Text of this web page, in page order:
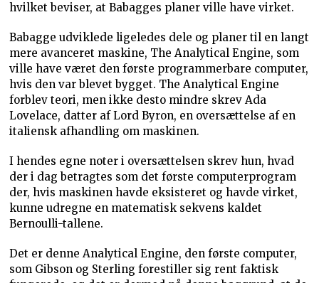
hvilket beviser, at Babagges planer ville have virket.
Babagge udviklede ligeledes dele og planer til en langt
mere avanceret maskine, The Analytical Engine, som
ville have været den første programmerbare computer,
hvis den var blevet bygget. The Analytical Engine
forblev teori, men ikke desto mindre skrev Ada
Lovelace, datter af Lord Byron, en oversættelse af en
italiensk afhandling om maskinen.
I hendes egne noter i oversættelsen skrev hun, hvad
der i dag betragtes som det første computerprogram
der, hvis maskinen havde eksisteret og havde virket,
kunne udregne en matematisk sekvens kaldet
Bernoulli-tallene.
Det er denne Analytical Engine, den første computer,
som Gibson og Sterling forestiller sig rent faktisk